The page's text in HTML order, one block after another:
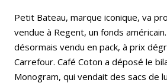
Petit Bateau, marque iconique, va
vendue à Regent, un fonds
désormais vendu en pack, à prix
Carrefour. Café Coton a déposé le
Monogram, qui vendait des sacs de